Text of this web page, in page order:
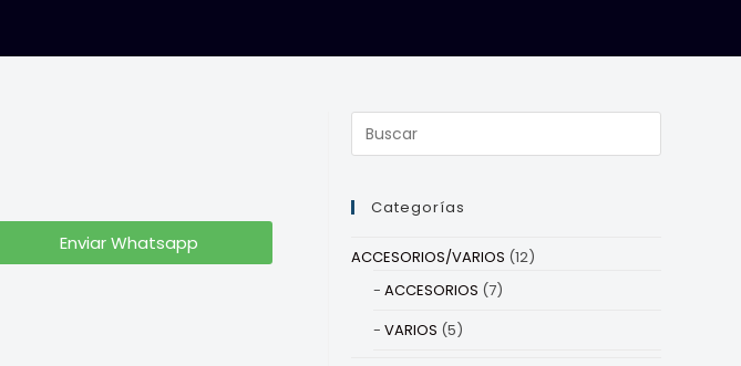
Enviar Whatsapp
Categorías
ACCESORIOS/VARIOS (12)
ACCESORIOS (7)
VARIOS (5)